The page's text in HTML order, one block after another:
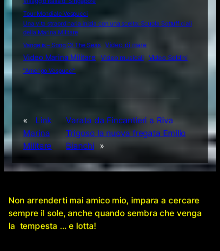
Tour Mondiale Vespucci
Una vita straordinaria inizia con una scelta: Scuola Sottufficiali
della Marina Militare
Vangelis – Song Of The Seas
Video di mare
Video Marina Militare Video musicali
Video Soldini
“Amerigo Vespucci”
«
Link
Marina
Militare
Varata da Fincantieri a Riva
Trigoso la nuova fregata Emilio
Bianchi
»
Non arrenderti mai amico mio, impara a cercare
sempre il sole, anche quando sembra che venga
la tempesta … e lotta!